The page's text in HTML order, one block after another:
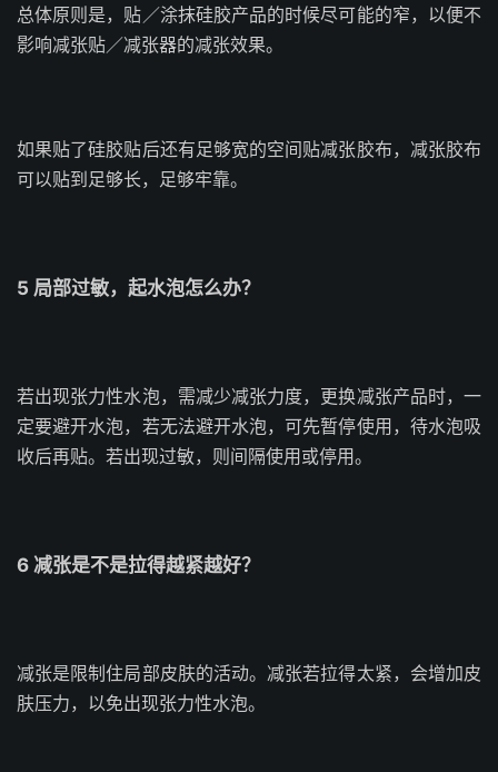
总体原则是，贴／涂抹硅胶产品的时候尽可能的窄，以便不
影响减张贴／减张器的减张效果。
如果贴了硅胶贴后还有足够宽的空间贴减张胶布，减张胶布
可以贴到足够长，足够牢靠。
5 局部过敏，起水泡怎么办？
若出现张力性水泡，需减少减张力度，更换减张产品时，一
定要避开水泡，若无法避开水泡，可先暂停使用，待水泡吸
收后再贴。若出现过敏，则间隔使用或停用。
6 减张是不是拉得越紧越好？
减张是限制住局部皮肤的活动。减张若拉得太紧，会增加皮
肤压力，以免出现张力性水泡。